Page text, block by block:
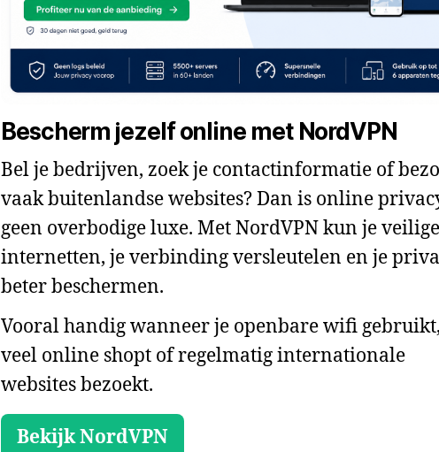
Bescherm jezelf online met NordVPN
Bel je bedrijven, zoek je contactinformatie of
vaak buitenlandse websites? Dan is online
geen overbodige luxe. Met NordVPN kun je
internetten, je verbinding versleutelen en je
beter beschermen.
Vooral handig wanneer je openbare wifi
veel online shopt of regelmatig internationale
websites bezoekt.
Bekijk NordVPN